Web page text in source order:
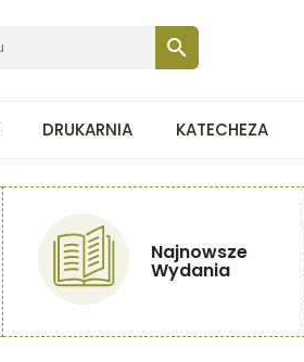

DRUKARNIA KATECHEZA
Najnowsze
Wydania